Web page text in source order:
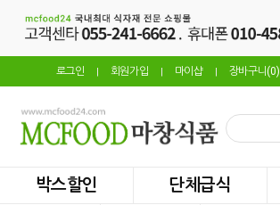
로그인 회원가입 마이샵 장바구니(0)
박스할인 단체급식